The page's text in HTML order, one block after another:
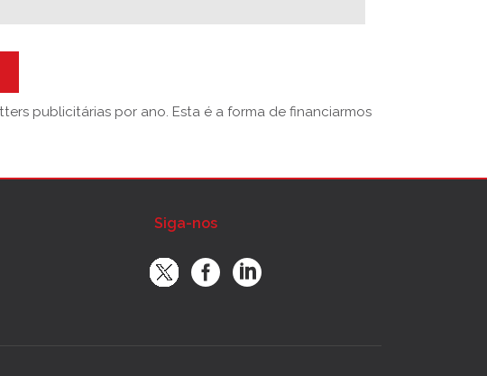
publicitárias por ano. Esta é a forma de financiarmos
Siga-nos